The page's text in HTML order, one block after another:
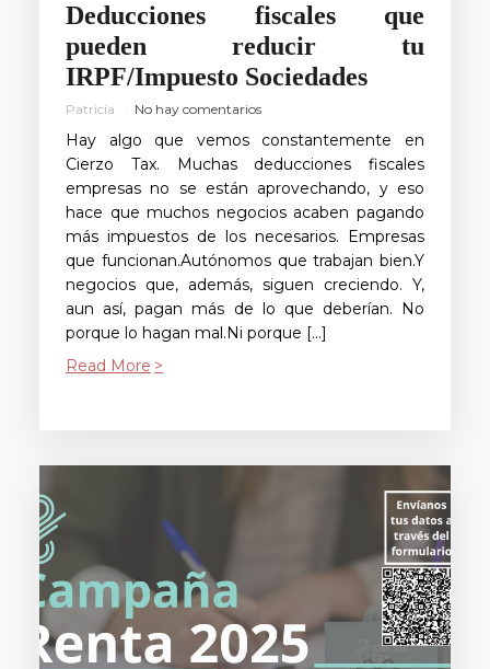
Deducciones fiscales que
pueden reducir tu
IRPF/Impuesto Sociedades
Patricia No hay comentarios
Hay algo que vemos constantemente en
Cierzo Tax. Muchas deducciones fiscales
empresas no se están aprovechando, y eso
hace que muchos negocios acaben pagando
más impuestos de los necesarios. Empresas
que funcionan.Autónomos que trabajan bien.Y
negocios que, además, siguen creciendo. Y,
aun así, pagan más de lo que deberían. No
porque lo hagan mal.Ni porque […]
Read More